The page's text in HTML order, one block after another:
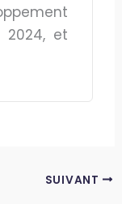
2024, et
SUIVANT